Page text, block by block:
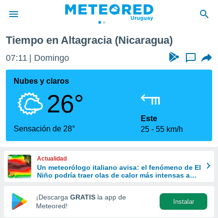
de
ha
calidad.
a este
las
y
forma
digital
basada
Tiempo en Altagracia (Nicaragua)
07:11 Domingo ...
Nubes y claros
26°
Sensación de 28°
Este
25
55 km/h
Actualidad
Un meteorólogo italiano avisa: el fenómeno de El
Niño podría traer olas de calor más intensas a
¡Descarga GRATIS la app de
Meteored!
Instalar